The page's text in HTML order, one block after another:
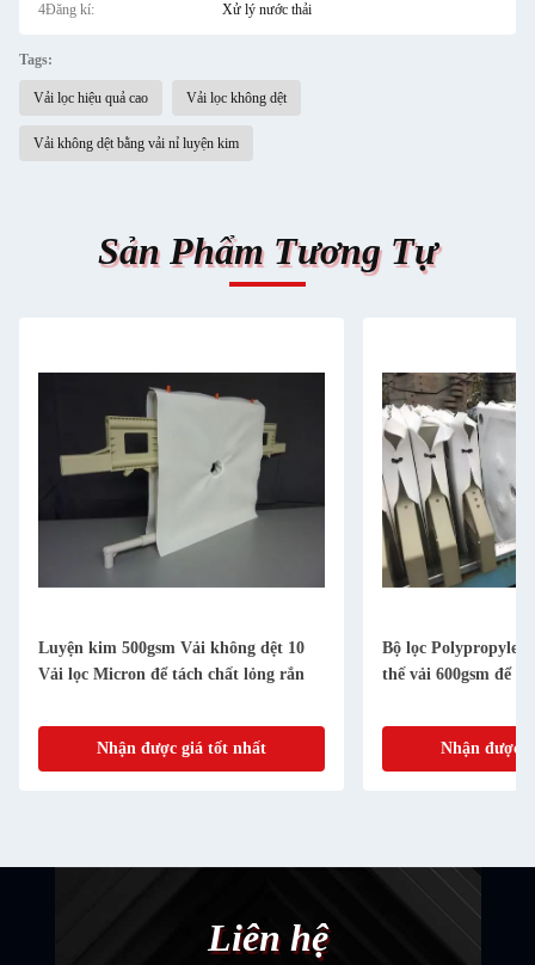
4Đăng kí: Xử lý nước thải
Tags:
Vải lọc hiệu quả cao Vải lọc không dệt
Vải không dệt bằng vải nỉ luyện kim
Sản Phẩm Tương Tự
Luyện kim 500gsm Vải không dệt 10
Vải lọc Micron để tách chất lỏng rắn
Nhận được giá tốt nhất
Bộ lọc
thế vải 600gsm để
Nhận được
Liên hệ